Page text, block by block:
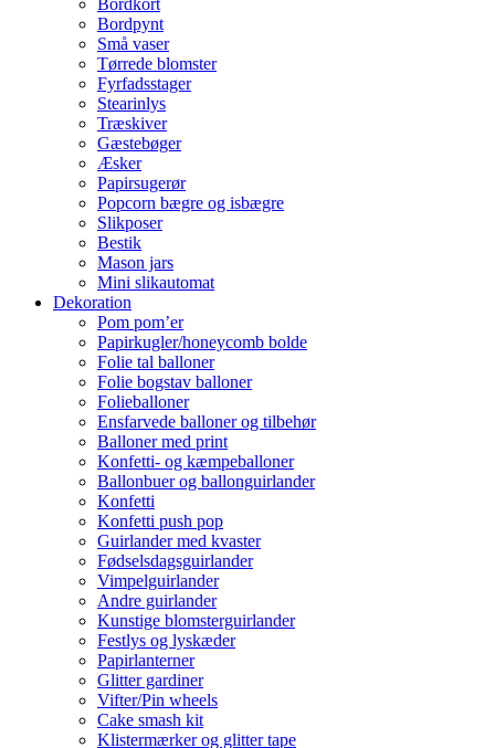
Bordkort
Bordpynt
Små vaser
Tørrede blomster
Fyrfadsstager
Stearinlys
Træskiver
Gæstebøger
Æsker
Papirsugerør
Popcorn bægre og isbægre
Slikposer
Bestik
Mason jars
Mini slikautomat
Dekoration
Pom pom’er
Papirkugler/honeycomb bolde
Folie tal balloner
Folie bogstav balloner
Folieballoner
Ensfarvede balloner og tilbehør
Balloner med print
Konfetti- og kæmpeballoner
Ballonbuer og ballonguirlander
Konfetti
Konfetti push pop
Guirlander med kvaster
Fødselsdagsguirlander
Vimpelguirlander
Andre guirlander
Kunstige blomsterguirlander
Festlys og lyskæder
Papirlanterner
Glitter gardiner
Vifter/Pin wheels
Cake smash kit
Klistermærker og glitter tape